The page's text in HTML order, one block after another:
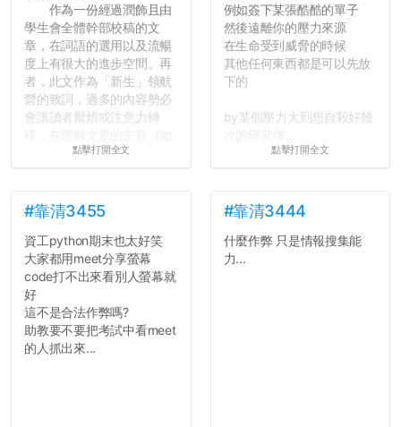
作為一份經過潤飾且由
學生會全體幹部校稿的文
章，在詞語的選用以及流暢
度上有很大的進步空間。再
者，此文作為「新生」領航
營的致詞，過多的內容勢必
會讓讀者厭煩或注意力轉
果有的話）前就失去興趣。
的聲明一樣正式，但至少在
用字上多加留意。有些語句
用說的可能會引人發笑或多
聽幾句，但寫成文字時只會
讓人感到疲乏。
2. 文章主題不明
在學生會臉書的貼文中
可以看到，全篇文章以連字
點擊打開全文
例如簽下某張酷酷的單子
然後遠離你的壓力來源
在生命受到威脅的時候
其他任何東西都是可以先放
下的
by某個壓力大到想自殺好幾
點擊打開全文
#靠清3455
資工python期末也太好笑
大家都用meet分享螢幕
code打不出來看別人螢幕就
好
這不是合法作弊嗎?
助教要不要把考試中看meet
的人抓出來...
#靠清3444
什麼作弊 只是情報搜集能
力...